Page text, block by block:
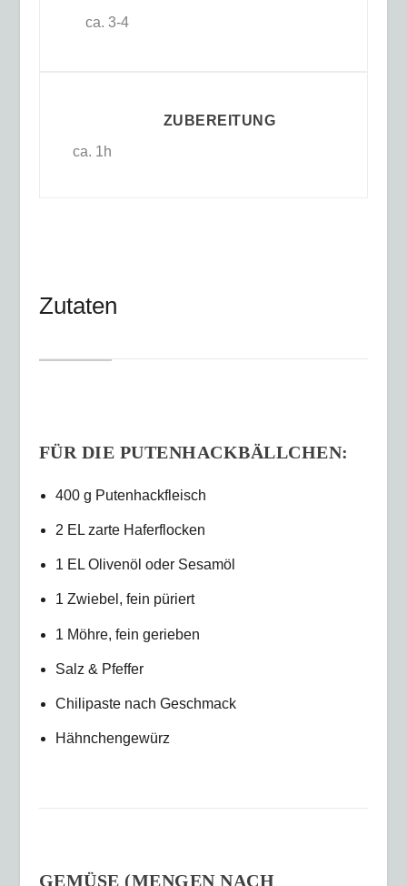
ca. 3-4
ZUBEREITUNG
ca. 1h
Zutaten
FÜR DIE PUTENHACKBÄLLCHEN:
400 g Putenhackfleisch
2 EL zarte Haferflocken
1 EL Olivenöl oder Sesamöl
1 Zwiebel, fein püriert
1 Möhre, fein gerieben
Salz & Pfeffer
Chilipaste nach Geschmack
Hähnchengewürz
GEMÜSE (MENGEN NACH